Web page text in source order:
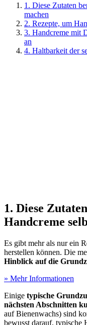
1. Diese Zutaten
machen
2. Rezepte, um
3. Handcreme mit
an
4. Haltbarkeit der
1. Diese
Handcreme
Es gibt mehr als nur ein
herstellen können. Die
Hinblick auf die
» Mehr Informationen
Einige typische
nächsten Abschnitten
auf Bienenwachs) sind
bewusst darauf, typische